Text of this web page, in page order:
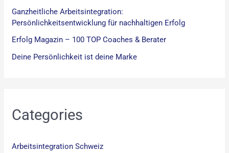
Ganzheitliche Arbeitsintegration:
Persönlichkeitsentwicklung für nachhaltigen Erfolg
Erfolg Magazin – 100 TOP Coaches & Berater
Deine Persönlichkeit ist deine Marke
Categories
Arbeitsintegration Schweiz